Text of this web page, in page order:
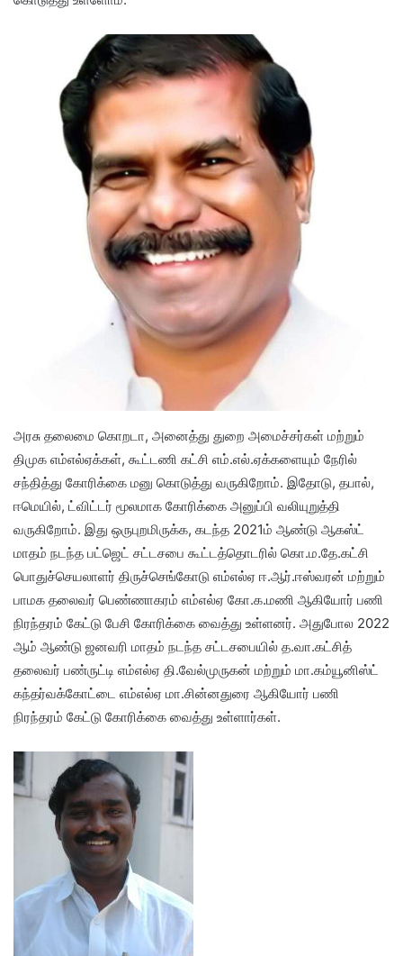
அரசு தலைமை கொறடா, அனைத்து துறை அமைச்சர்கள் மற்றும்
திமுக எம்எல்ஏக்கள், கூட்டணி கட்சி எம்.எல்.ஏக்களையும் நேரில்
சந்தித்து கோரிக்கை மனு கொடுத்து வருகிறோம். இதோடு, தபால்,
ஈமெயில், ட்விட்டர் மூலமாக கோரிக்கை அனுப்பி வலியுறுத்தி
வருகிறோம். இது ஒருபுறமிருக்க, கடந்த 2021ம் ஆண்டு ஆகஸ்ட்
மாதம் நடந்த பட்ஜெட் சட்டசபை கூட்டத்தொடரில் கொ.ம.தே.கட்சி
பொதுச்செயலாளர் திருச்செங்கோடு எம்எல்ஏ ஈ.ஆர்.ஈஸ்வரன் மற்றும்
பாமக தலைவர் பெண்ணாகரம் எம்எல்ஏ கோ.க.மணி ஆகியோர் பணி
நிரந்தரம் கேட்டு பேசி கோரிக்கை வைத்து உள்ளனர். அதுபோல 2022
ஆம் ஆண்டு ஜனவரி மாதம் நடந்த சட்டசபையில் த.வா.கட்சித்
தலைவர் பண்ருட்டி எம்எல்ஏ தி.வேல்முருகன் மற்றும் மா.கம்யூனிஸ்ட்
கந்தர்வக்கோட்டை எம்எல்ஏ மா.சின்னதுரை ஆகியோர் பணி
நிரந்தரம் கேட்டு கோரிக்கை வைத்து உள்ளார்கள்.